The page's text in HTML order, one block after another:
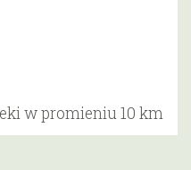
w promieniu 10 km